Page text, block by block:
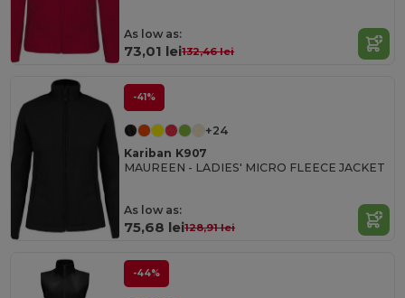
As low as:
73,01 lei132,46 lei
-41%
+24
Kariban K907
MAUREEN - LADIES' MICRO FLEECE JACKET
As low as:
75,68 lei128,91 lei
-44%